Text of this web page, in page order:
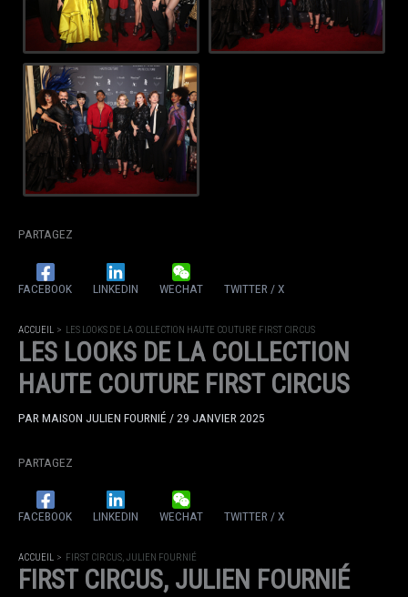
PARTAGEZ
FACEBOOK LINKEDIN WECHAT TWITTER / X
ACCUEIL LES LOOKS DE LA COLLECTION HAUTE COUTURE FIRST CIRCUS
LES LOOKS DE LA COLLECTION
HAUTE COUTURE FIRST CIRCUS
PARMAISON JULIEN FOURNIÉ /29 JANVIER 2025
PARTAGEZ
FACEBOOK LINKEDIN WECHAT TWITTER / X
ACCUEIL FIRST CIRCUS, JULIEN FOURNIÉ
FIRST CIRCUS, JULIEN FOURNIÉ